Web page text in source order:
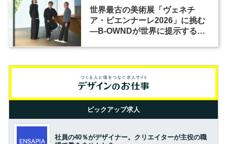
世界最古の美術展「ヴェネチ
ア・ビエンナーレ2026」に挑む
―B-OWNDが世界に提示する美
ピックアップ求人
社員の40％がデザイナー。クリエイターが主役の職